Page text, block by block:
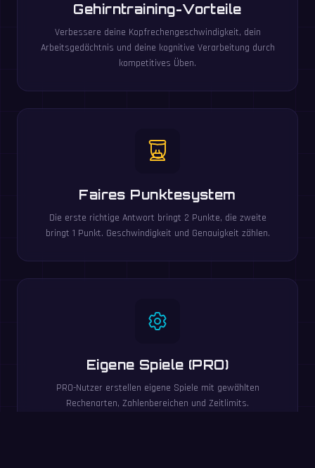
Gehirntraining-Vorteile
Verbessere deine Kopfrechengeschwindigkeit, dein
Arbeitsgedächtnis und deine kognitive Verarbeitung durch
kompetitives Üben.
Faires Punktesystem
Die erste richtige Antwort bringt 2 Punkte, die zweite
bringt 1 Punkt. Geschwindigkeit und Genauigkeit zählen.
Eigene Spiele (PRO)
PRO-Nutzer erstellen eigene Spiele mit gewählten
Rechenarten, Zahlenbereichen und Zeitlimits.